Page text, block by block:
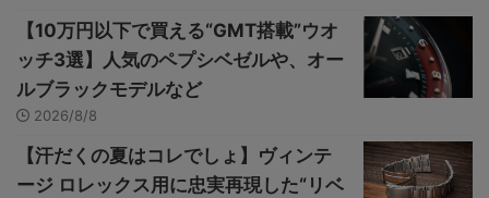
【10万円以下で買える“GMT搭載”ウオ
ッチ3選】人気のペプシベゼルや、オー
ルブラックモデルなど
2026/8/8
【汗だくの夏はコレでしょ】ヴィンテ
ージ ロレックス用に忠実再現した“リベ